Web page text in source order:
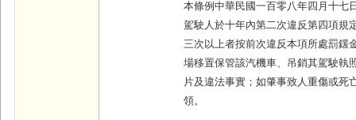
本條例中華民國一百零八年四月十七
駕駛人於十年內第二次違反第四項規
三次以上者按前次違反本項所處罰鍰
場移置保管該汽機車、吊銷其駕駛執
片及違法事實；如肇事致人重傷或死
領。